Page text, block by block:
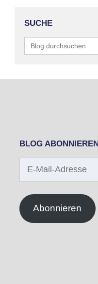
SUCHE
for:
BLOG ABONNIEREN
Abonnieren